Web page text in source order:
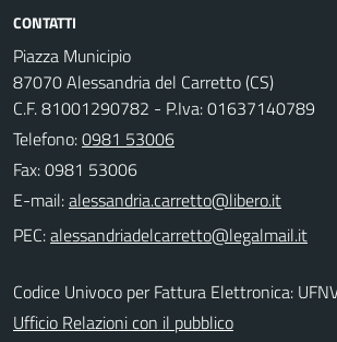
CONTATTI
Piazza Municipio
87070 Alessandria del Carretto (CS)
C.F. 81001290782 - P.Iva: 01637140789
Telefono:0981 53006
Fax: 0981 53006
E-mail:
PEC:
Codice Univoco per Fattura Elettronica:
Ufficio Relazioni con il pubblico